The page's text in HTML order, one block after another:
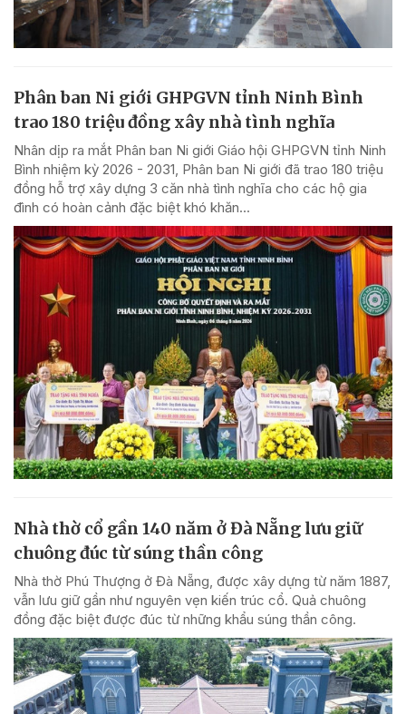
Phân ban Ni giới GHPGVN tỉnh Ninh Bình
trao 180 triệu đồng xây nhà tình nghĩa
Nhân dịp ra mắt Phân ban Ni giới Giáo hội GHPGVN tỉnh Ninh
Bình nhiệm kỳ 2026 - 2031, Phân ban Ni giới đã trao 180 triệu
đồng hỗ trợ xây dựng 3 căn nhà tình nghĩa cho các hộ gia
đình có hoàn cảnh đặc biệt khó khăn...
Nhà thờ cổ gần 140 năm ở Đà Nẵng lưu giữ
chuông đúc từ súng thần công
Nhà thờ Phú Thượng ở Đà Nẵng, được xây dựng từ năm 1887,
vẫn lưu giữ gần như nguyên vẹn kiến trúc cổ. Quả chuông
đồng đặc biệt được đúc từ những khẩu súng thần công.